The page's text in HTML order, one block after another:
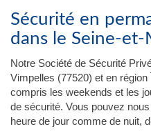
Sécurité en
dans le Seine-et-
Notre Société de Sécurité
Vimpelles (77520) et en
compris les weekends et les
de sécurité. Vous pouvez
heure de jour comme de nuit,